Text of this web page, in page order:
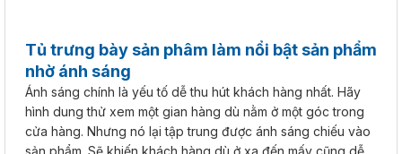
Tủ trưng bày sản phâm làm nổi bật sản phẩm
nhờ ánh sáng
Ánh sáng chính là yếu tố dễ thu hút khách hàng nhất. Hãy
hình dung thử xem một gian hàng dù nằm ở một góc trong
cửa hàng. Nhưng nó lại tập trung được ánh sáng chiếu vào
sản phẩm. Sẽ khiến khách hàng dù ở xa đến mấy cũng dễ